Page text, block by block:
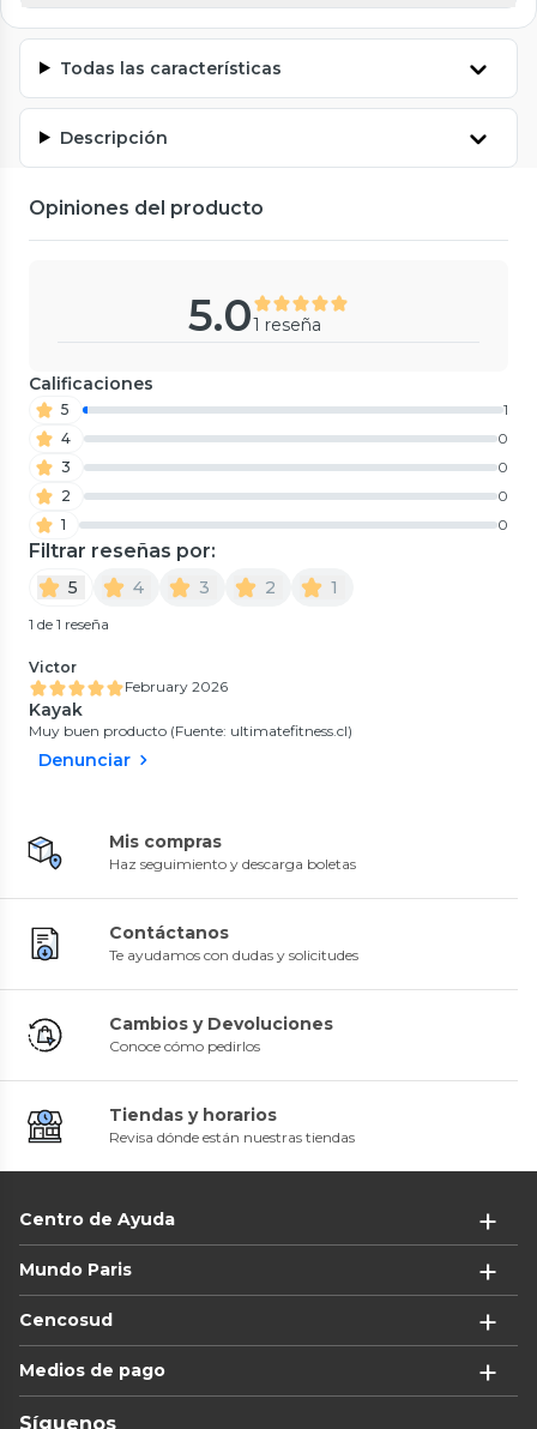
Todas las características
Descripción
Opiniones del producto
5.01 reseña
Calificaciones
5
1
4
0
3
0
2
0
1
0
Filtrar reseñas por:
5 4 3 2 1
1 de 1 reseña
Victor
February 2026
Kayak
Muy buen producto (Fuente: ultimatefitness.cl)
Denunciar
Mis compras
Haz seguimiento y descarga boletas
Contáctanos
Te ayudamos con dudas y solicitudes
Cambios y Devoluciones
Conoce cómo pedirlos
Tiendas y horarios
Revisa dónde están nuestras tiendas
Centro de Ayuda
Mundo Paris
Cencosud
Medios de pago
Síguenos